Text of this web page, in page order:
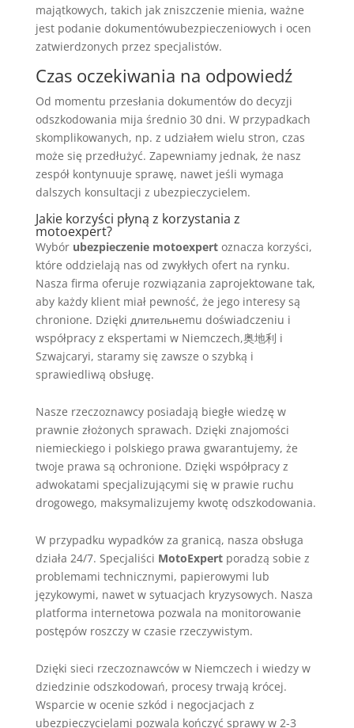
majątkowych, takich jak zniszczenie mienia, ważne
jest podanie dokumentówubezpieczeniowych i ocen
zatwierdzonych przez specjalistów.
Czas oczekiwania na odpowiedź
Od momentu przesłania dokumentów do decyzji
odszkodowania mija średnio 30 dni. W przypadkach
skomplikowanych, np. z udziałem wielu stron, czas
może się przedłużyć. Zapewniamy jednak, że nasz
zespół kontynuuje sprawę, nawet jeśli wymaga
dalszych konsultacji z ubezpieczycielem.
Jakie korzyści płyną z korzystania z
motoexpert?
Wybór ubezpieczenie motoexpertoznacza korzyści,
które oddzielają nas od zwykłych ofert na rynku.
Nasza firma oferuje rozwiązania zaprojektowane tak,
aby każdy klient miał pewność, że jego interesy są
chronione. Dzięki длительнemu doświadczeniu i
współpracy z ekspertami w Niemczech,奥地利 i
Szwajcaryi, staramy się zawsze o szybką i
sprawiedliwą obsługę.
Nasze rzeczoznawcy posiadają biegłe wiedzę w
prawnie złożonych sprawach. Dzięki znajomości
niemieckiego i polskiego prawa gwarantujemy, że
twoje prawa są ochronione. Dzięki współpracy z
adwokatami specjalizującymi się w prawie ruchu
drogowego, maksymalizujemy kwotę odszkodowania.
W przypadku wypadków za granicą, nasza obsługa
działa 24/7. Specjaliści MotoExpertporadzą sobie z
problemami technicznymi, papierowymi lub
językowymi, nawet w sytuacjach kryzysowych. Nasza
platforma internetowa pozwala na monitorowanie
postępów roszczy w czasie rzeczywistym.
Dzięki sieci rzeczoznawców w Niemczech i wiedzy w
dziedzinie odszkodowań, procesy trwają krócej.
Wsparcie w ocenie szkód i negocjacjach z
ubezpieczycielami pozwala kończyć sprawy w 2-3